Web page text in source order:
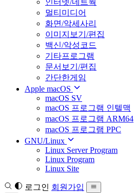
인터넷/네트웍
멀티미디어
화면/악세사리
이미지보기/편집
백신/악성코드
기타프로그램
문서보기/편집
간단한게임
Apple macOS
macOS SV
macOS 프로그램 인텔맥
macOS 프로그램 ARM64
macOS 프로그램 PPC
GNU/Linux
Linux Server Program
Linux Program
Linux Site
로그인 회원가입